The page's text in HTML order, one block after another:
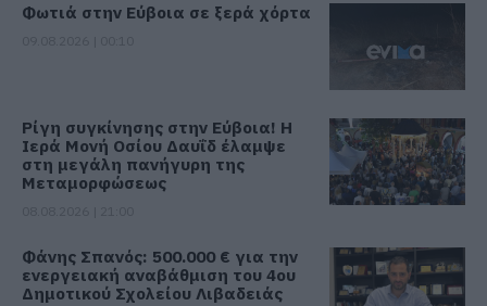
Φωτιά στην Εύβοια σε ξερά χόρτα
Ρίγη συγκίνησης στην Εύβοια! Η
Ιερά Μονή Οσίου Δαυΐδ έλαμψε
στη μεγάλη πανήγυρη της
Μεταμορφώσεως
Φάνης Σπανός: 500.000 € για την
ενεργειακή αναβάθμιση του 4ου
Δημοτικού Σχολείου Λιβαδειάς